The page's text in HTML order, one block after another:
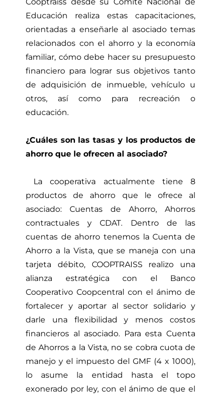
Educación realiza estas capacitaciones,
orientadas a enseñarle al asociado temas
relacionados con el ahorro y la economía
familiar, cómo debe hacer su presupuesto
financiero para lograr sus objetivos tanto
de adquisición de inmueble, vehículo u
otros, así como para recreación o
educación.
¿Cuáles son las tasas y los productos de
ahorro que le ofrecen al asociado?
La cooperativa actualmente tiene 8
productos de ahorro que le ofrece al
asociado: Cuentas de Ahorro, Ahorros
contractuales y CDAT. Dentro de las
cuentas de ahorro tenemos la Cuenta de
Ahorro a la Vista, que se maneja con una
tarjeta débito, COOPTRAISS realizo una
alianza estratégica con el Banco
Cooperativo Coopcentral con el ánimo de
fortalecer y aportar al sector solidario y
darle una flexibilidad y menos costos
financieros al asociado. Para esta Cuenta
de Ahorros a la Vista, no se cobra cuota de
manejo y el impuesto del GMF (4 x 1000),
lo asume la entidad hasta el topo
exonerado por ley, con el ánimo de que el